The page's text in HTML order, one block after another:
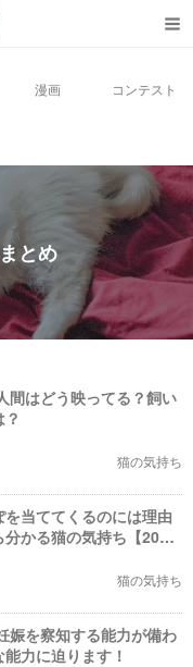
漫画 コンテスト
とめ
間はどう映ってる？飼い
猫の気持ち
を当ててくるのには理由
かる猫の気持ち【2023
猫の気持ち
娠を察知する能力が備わ
力に迫ります！